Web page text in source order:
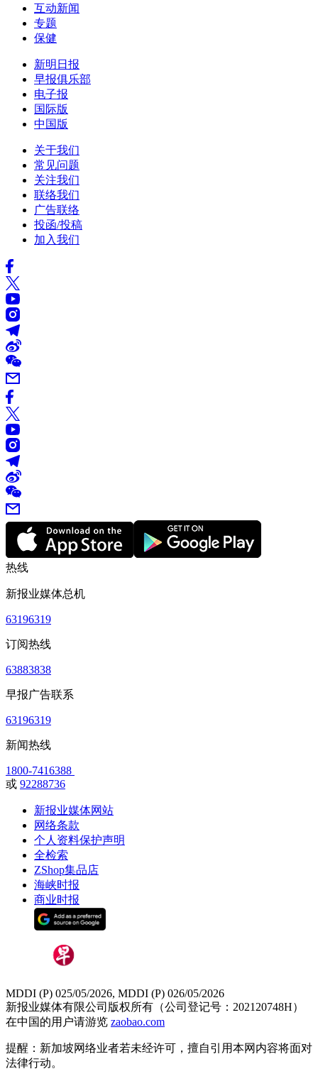
互动新闻
专题
保健
新明日报
早报俱乐部
电子报
国际版
中国版
关于我们
常见问题
关注我们
联络我们
广告联络
投函/投稿
加入我们
热线
新报业媒体总机
63196319
订阅热线
63883838
早报广告联系
63196319
新闻热线
1800-7416388
或 92288736
新报业媒体网站
网络条款
个人资料保护声明
全检索
ZShop集品店
海峡时报
商业时报
MDDI (P) 025/05/2026, MDDI (P) 026/05/2026
新报业媒体有限公司版权所有（公司登记号：202120748H）
在中国的用户请游览 zaobao.com
提醒：新加坡网络业者若未经许可，擅自引用本网内容将面对
法律行动。